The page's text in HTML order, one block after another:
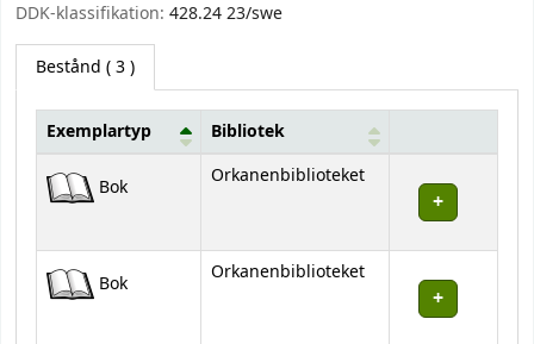
DDK-klassifikation: 428.24 23/swe
Bestånd ( 3 )
Bestånd
Exemplartyp Bibliotek
Bok Orkanenbiblioteket
Bok Orkanenbiblioteket